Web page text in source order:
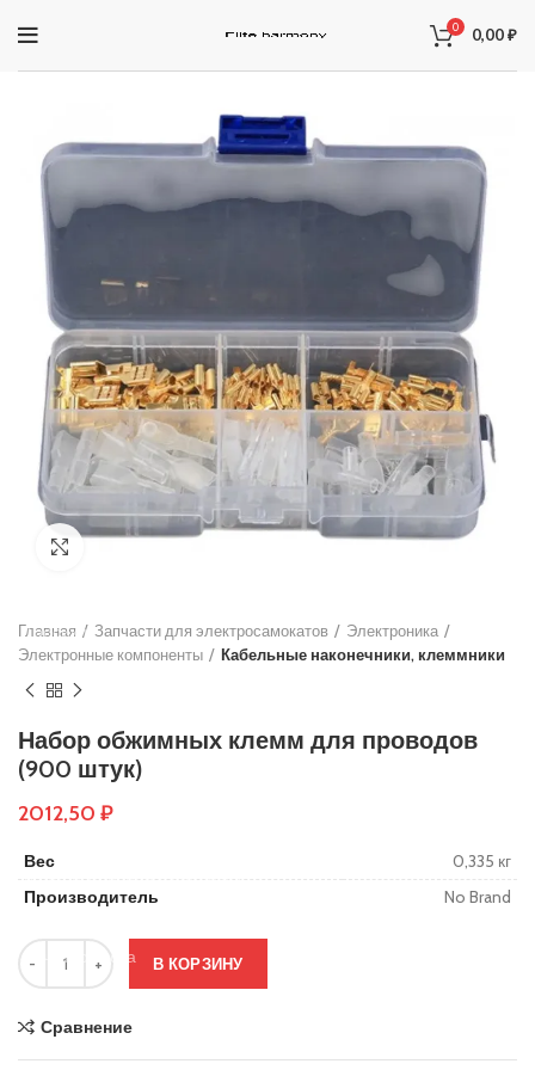
0 0,00₽
Главная Запчасти для электросамокатов
Электроника
Электронные компоненты
Кабельные наконечники, клеммники
Набор обжимных клемм для проводов
(900 штук)
2012,50 ₽
Вес
0,335 кг
Производитель
No Brand
В КОРЗИНУ
Сравнение
ЗАПЧАСТИ ДЛЯ ЭЛЕКТРОСАМОКАТОВ
Колодки
Суппорта
Аккумуляторы
Рули
Подножки
Зарядные устройства
Перекладины
Тормозная система и комплектующее
Вилки
Моторы
Основы руля
Тросики
Вольтметры и замки зажигания
Кабеля, провода и разъёмы
Ручки тормоза
Тормозные диски